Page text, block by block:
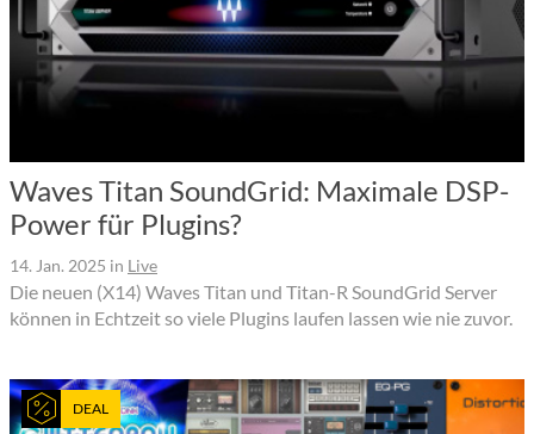
Waves Titan SoundGrid: Maximale DSP-
Power für Plugins?
14. Jan. 2025 in Live
Die neuen (X14) Waves Titan und Titan-R SoundGrid Server
können in Echtzeit so viele Plugins laufen lassen wie nie zuvor.
DEAL